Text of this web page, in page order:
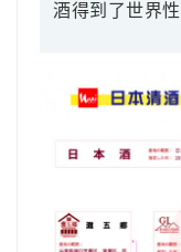
酒得到了世界